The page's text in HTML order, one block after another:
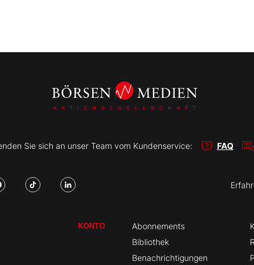
Sie sich an unser Team vom Kundenservice: FAQ
KONTO
Abonnements
Bibliothek
Benachrichtigungen